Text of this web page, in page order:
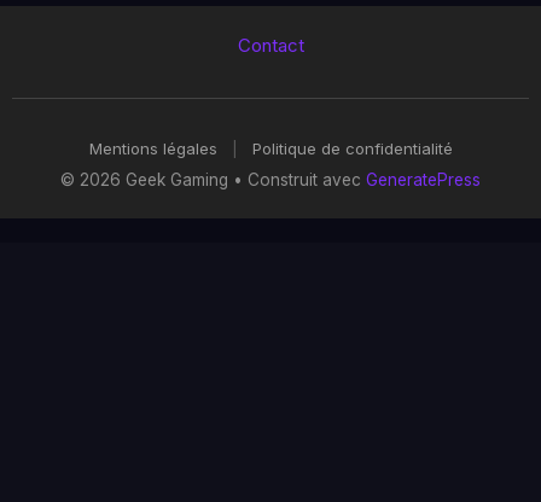
Contact
Mentions légales
Politique de confidentialité
© 2026 Geek Gaming • Construit avec GeneratePress